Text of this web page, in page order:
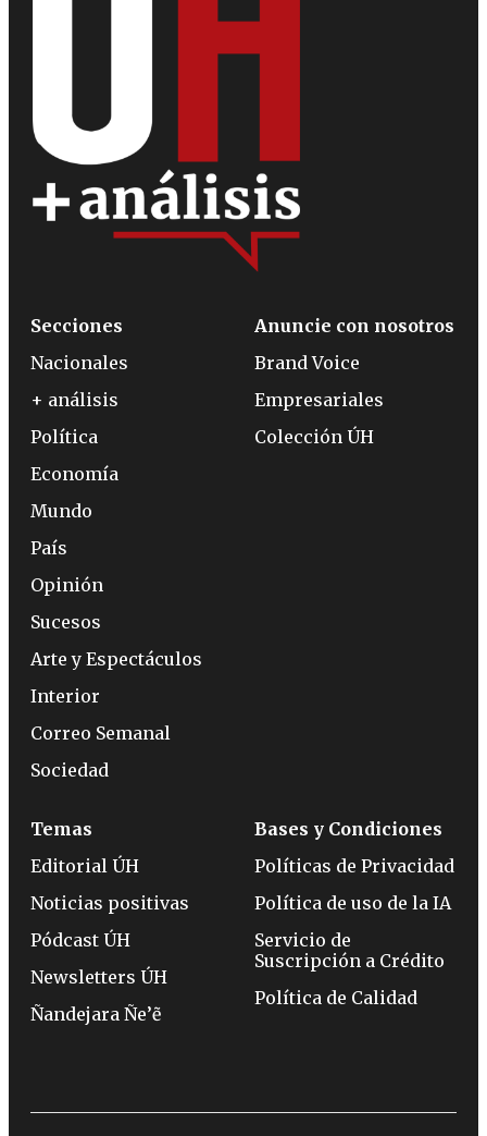
Secciones
Nacionales
+ análisis
Política
Economía
Mundo
País
Opinión
Sucesos
Arte y Espectáculos
Interior
Correo Semanal
Sociedad
Anuncie con nosotros
Brand Voice
Empresariales
Colección ÚH
Temas
Editorial ÚH
Noticias positivas
Pódcast ÚH
Newsletters ÚH
Ñandejara Ñe’ẽ
Bases y Condiciones
Políticas de Privacidad
Política de uso de la IA
Servicio de
Suscripción a Crédito
Política de Calidad